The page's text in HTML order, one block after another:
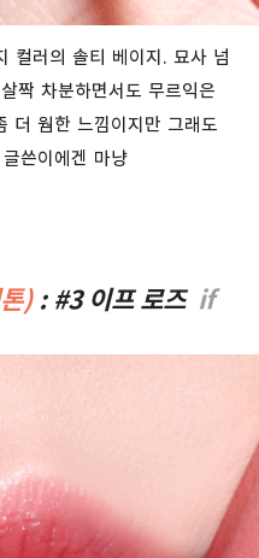
컬러의 솔티 베이지. 묘사 넘
짝 차분하면서도 무르익은
더 웜한 느낌이지만 그래도
쓴이에겐 마냥
) : #3 이프 로즈 if